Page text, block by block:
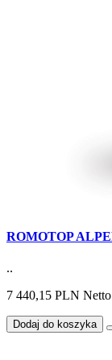
ROMOTOP
..
7 440,15 PLN
Dodaj do koszyka